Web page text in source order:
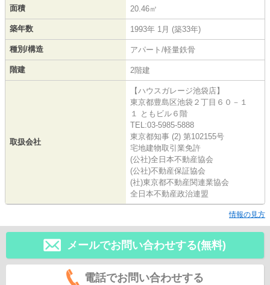
面積 20.46㎡
築年数 1993年 1月 (築33年)
種別/構造 アパート/軽量鉄骨
階建 2階建
取扱会社
【ハウスガレージ池袋店】
東京都豊島区池袋２丁目６０－１
１ ともビル６階
TEL:03-5985-5888
東京都知事 (2) 第102155号
宅地建物取引業免許
(公社)全日本不動産協会
(公社)不動産保証協会
(社)東京都不動産関連業協会
全日本不動産政治連盟
情報の見方
メールでお問い合わせする(無料)
電話でお問い合わせする